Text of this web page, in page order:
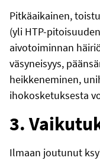
Pitkäaikainen,
(yli HTP-
aivotoiminnan
väsyneisyys,
heikkeneminen,
ihokosketuksesta
3.
Ilmaan joutunut